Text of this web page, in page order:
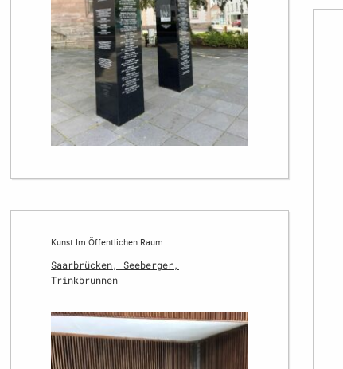
Kunst Im Öffentlichen Raum
Saarbrücken, Seeberger,
Trinkbrunnen